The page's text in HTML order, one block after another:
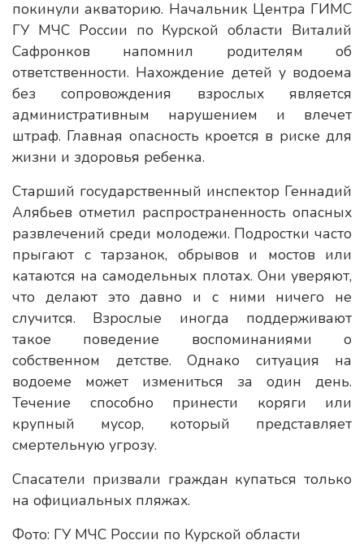
покинули акваторию. Начальник Центра ГИМС
ГУ МЧС России по Курской области Виталий
Сафронков напомнил родителям об
ответственности. Нахождение детей у водоема
без сопровождения взрослых является
административным нарушением и влечет
штраф. Главная опасность кроется в риске для
жизни и здоровья ребенка.
Старший государственный инспектор Геннадий
Алябьев отметил распространенность опасных
развлечений среди молодежи. Подростки часто
прыгают с тарзанок, обрывов и мостов или
катаются на самодельных плотах. Они уверяют,
что делают это давно и с ними ничего не
случится. Взрослые иногда поддерживают
такое поведение воспоминаниями о
собственном детстве. Однако ситуация на
водоеме может измениться за один день.
Течение способно принести коряги или
крупный мусор, который представляет
смертельную угрозу.
Спасатели призвали граждан купаться только
на официальных пляжах.
Фото: ГУ МЧС России по Курской области